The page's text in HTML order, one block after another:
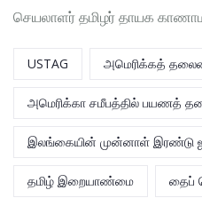
செயலாளர் தமிழர் தாயக
USTAG அமெரிக்கத்
அமெரிக்கா சமீபத்தில் பயணத்
இலங்கையின் முன்னாள் இரண்டு
தமிழ் இறையாண்மை தைப்